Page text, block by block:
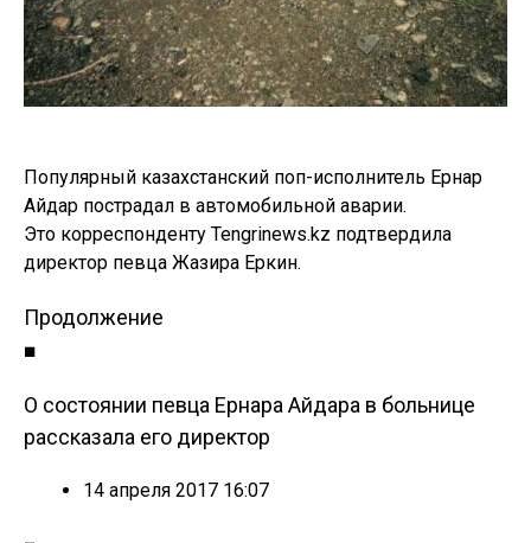
Популярный казахстанский поп-исполнитель Ернар
Айдар пострадал в автомобильной аварии.
Это корреспонденту Tengrinews.kz подтвердила
директор певца Жазира Еркин.
Продолжение
■
О состоянии певца Ернара Айдара в больнице
рассказала его директор
14 апреля 2017 16:07